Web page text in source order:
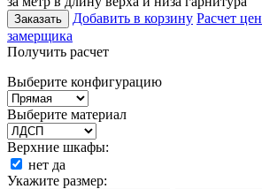
Заказать Добавить в корзину Расчет
замерщика
Получить расчет
Выберите конфигурацию
Выберите материал
Верхние шкафы:
нет да
Укажите размер: